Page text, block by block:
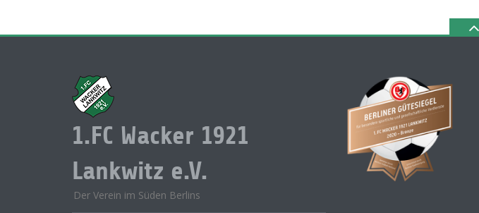
1.FC Wacker 1921
Lankwitz e.V.
Der Verein im Süden Berlins